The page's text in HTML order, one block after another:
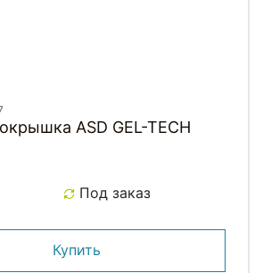
GEL-TECH
Под заказ
Купить